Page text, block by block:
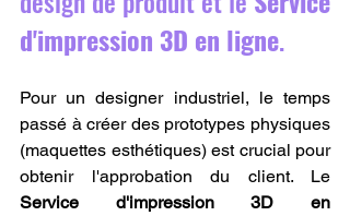
d'impression 3D en ligne.
Pour un designer industriel, le temps
passé à créer des prototypes physiques
(maquettes esthétiques) est crucial pour
Service d'impression 3D en